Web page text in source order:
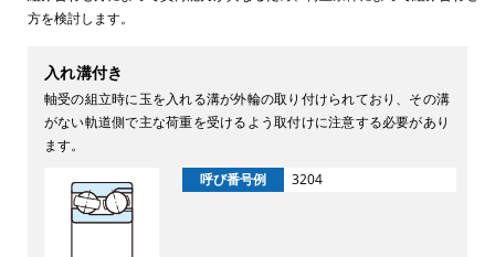
方を検討します。
入れ溝付き
軸受の組立時に玉を入れる溝が外輪の取り付けられており、その溝
がない軌道側で主な荷重を受けるよう取付けに注意する必要があり
ます。
呼び番号例
3204